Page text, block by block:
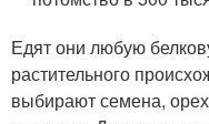
Едят они любую
растительного
выбирают семена,